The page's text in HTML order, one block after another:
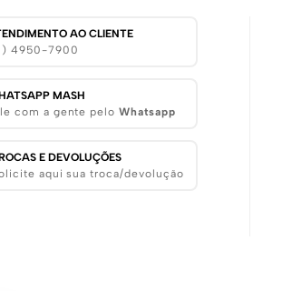
AO CLIENTE
4950-7900
MASH
com a gente peloWhatsapp
E DEVOLUÇÕES
aqui sua troca/devolução